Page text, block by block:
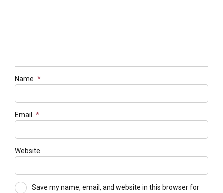
Name *
Email *
Website
Save my name, email, and website in this browser for